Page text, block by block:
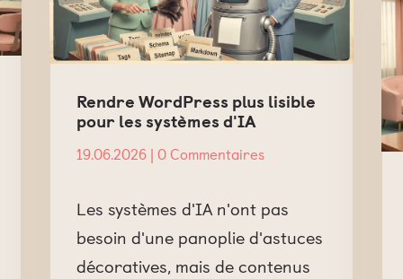
Rendre WordPress plus lisible
pour les systèmes d'IA
19.06.2026| 0 Commentaires
Les systèmes d'IA n'ont pas
besoin d'une panoplie d'astuces
décoratives, mais de contenus